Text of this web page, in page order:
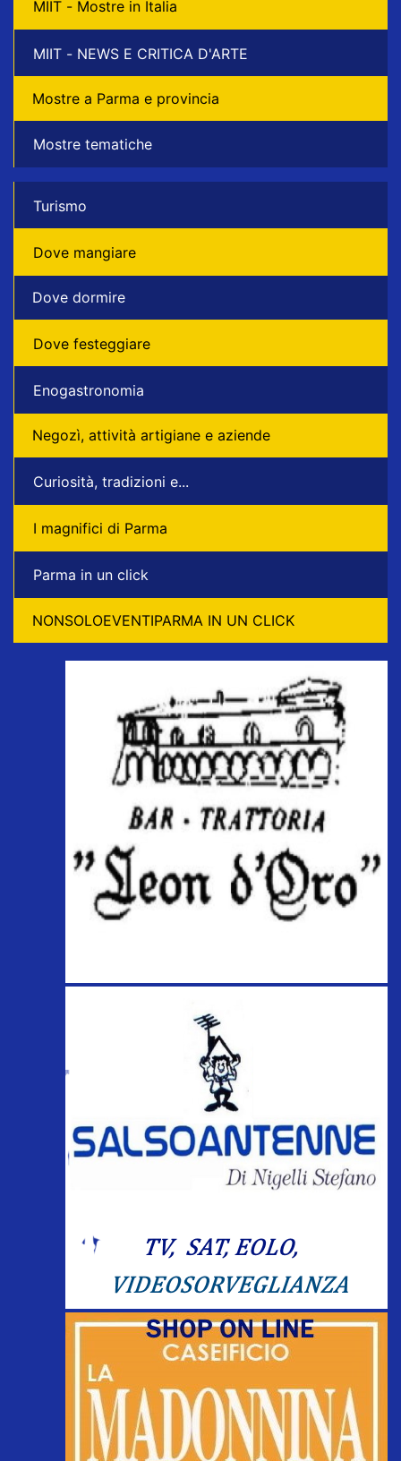
MIIT - Mostre in Italia
MIIT - NEWS E CRITICA D'ARTE
Mostre a Parma e provincia
Mostre tematiche
Turismo
Dove mangiare
Dove dormire
Dove festeggiare
Enogastronomia
Negozì, attività artigiane e aziende
Curiosità, tradizioni e...
I magnifici di Parma
Parma in un click
NONSOLOEVENTIPARMA IN UN CLICK